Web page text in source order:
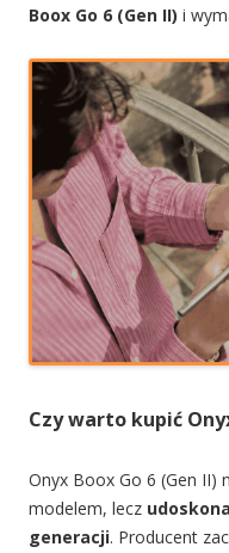
Boox Go 6 (Gen II) i
Czy warto kupić
Onyx Boox Go 6 (Gen II)
modelem, lecz
generacji. Producent